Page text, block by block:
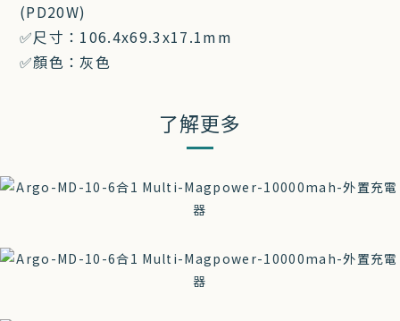
(PD20W)
✅尺寸：106.4x69.3x17.1mm
✅顏色：灰色
了解更多